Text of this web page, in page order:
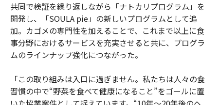
共同で検証を繰り返しながら「ナトカリプログラム」を
開発し、「SOULA pie」の新しいプログラムとして追
加。カゴメの専門性を加えることで、これまで以上に食
事分野におけるサービスを充実させると共に、プログラ
ムのラインナップ強化につながった。
「この取り組みは入口に過ぎません。私たちは人々の食
習慣の中で“野菜を食べて健康になること”をゴールに置